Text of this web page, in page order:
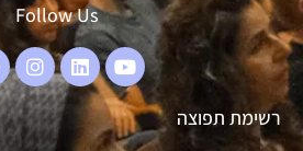
Follow Us
רשימת תפוצה